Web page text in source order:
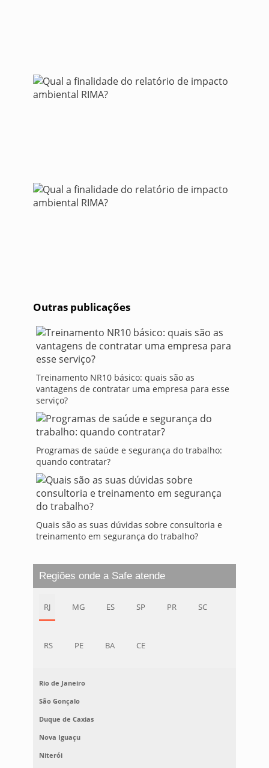
Outras publicações
Treinamento NR10 básico: quais são as
vantagens de contratar uma empresa para esse
serviço?
Programas de saúde e segurança do trabalho:
quando contratar?
Quais são as suas dúvidas sobre consultoria e
treinamento em segurança do trabalho?
Regiões onde a Safe atende
RJ MG ES SP PR SC
RS PE BA CE
Rio de Janeiro
São Gonçalo
Duque de Caxias
Nova Iguaçu
Niterói